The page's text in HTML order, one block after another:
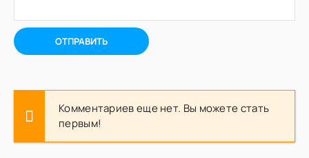
ОТПРАВИТЬ
Комментариев еще нет. Вы можете стать
первым!